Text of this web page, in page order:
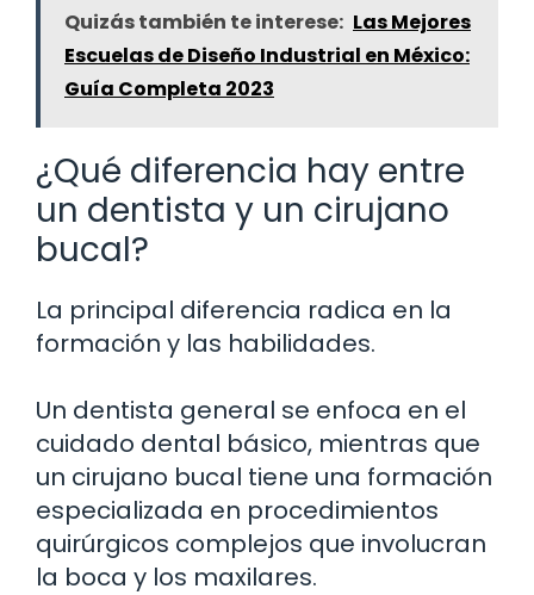
Quizás también te interese: Las Mejores
Escuelas de Diseño Industrial en México:
Guía Completa 2023
¿Qué diferencia hay entre
un dentista y un cirujano
bucal?
La principal diferencia radica en la
formación y las habilidades.
Un dentista general se enfoca en el
cuidado dental básico, mientras que
un cirujano bucal tiene una formación
especializada en procedimientos
quirúrgicos complejos que involucran
la boca y los maxilares.